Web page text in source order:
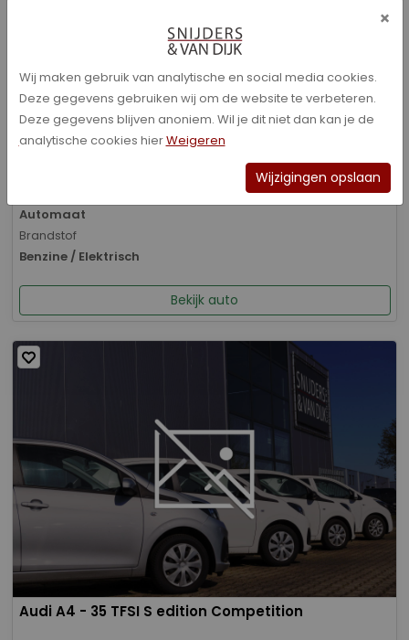
Audi A3 - Sportback 40 TFSI e Advanced edition
Bouwjaar
01-2026
Kilometerstand
Automaat
Brandstof
Benzine / Elektrisch
Bekijk auto
Audi A4 - 35 TFSI S edition Competition
×
Wij maken gebruik van analytische en social media cookies.
Deze gegevens gebruiken wij om de website te verbeteren.
Deze gegevens blijven anoniem. Wil je dit niet dan kan je de
analytische cookies hierWeigeren
Wijzigingen opslaan